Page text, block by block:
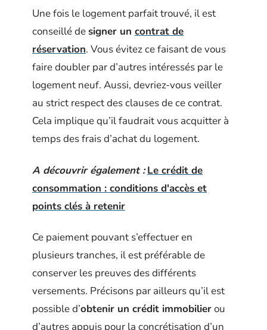
Une fois le logement parfait trouvé, il est
conseillé designer un contrat de
réservation. Vous évitez ce faisant de vous
faire doubler par d’autres intéressés par le
logement neuf. Aussi, devriez-vous veiller
au strict respect des clauses de ce contrat.
Cela implique qu’il faudrait vous acquitter à
temps des frais d’achat du logement.
A découvrir également : Le crédit de
consommation : conditions d'accès et
points clés à retenir
Ce paiement pouvant s’effectuer en
plusieurs tranches, il est préférable de
conserver les preuves des différents
versements. Précisons par ailleurs qu’il est
possible d’obtenir un crédit immobilierou
d’autres appuis pour la concrétisation d’un